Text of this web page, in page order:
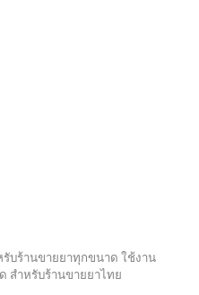
บร้านขายยาทุกขนาด ใช้งาน
สำหรับร้านขายยาไทย